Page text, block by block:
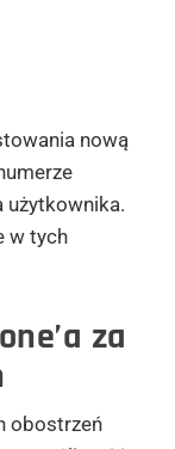
nową
użytkownika.
w tych
za
obostrzeń